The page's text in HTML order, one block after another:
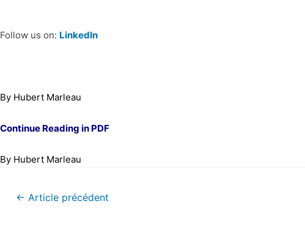
Follow us on: LinkedIn
By Hubert Marleau
Continue Reading in PDF
By Hubert Marleau
← Article précédent